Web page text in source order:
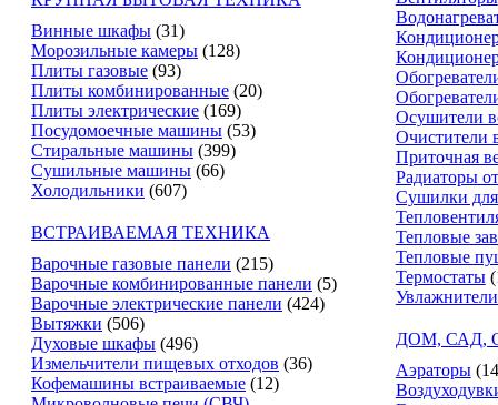
Винные шкафы (31)
Морозильные камеры (128)
Плиты газовые (93)
Плиты комбинированные (20)
Плиты электрические (169)
Посудомоечные машины (53)
Стиральные машины (399)
Сушильные машины (66)
Холодильники (607)
ВСТРАИВАЕМАЯ ТЕХНИКА
Варочные газовые панели (215)
Варочные комбинированные панели (5)
Варочные электрические панели (424)
Вытяжки (506)
Духовые шкафы (496)
Измельчители пищевых отходов (36)
Кофемашины встраиваемые (12)
Осушители
Очистители
Приточная
Радиаторы
Сушилки
Тепловые
Тепловые
Термостаты
ДОМ, САД,
Аэраторы